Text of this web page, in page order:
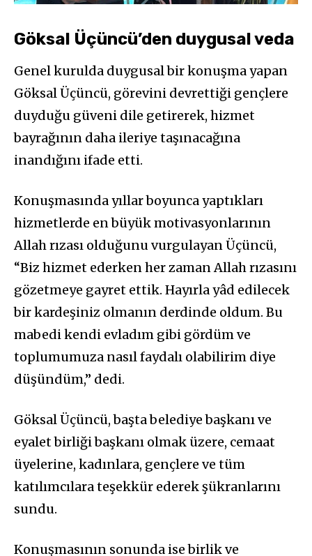
Göksal Üçüncü’den duygusal veda
Genel kurulda duygusal bir konuşma yapan
Göksal Üçüncü, görevini devrettiği gençlere
duyduğu güveni dile getirerek, hizmet
bayrağının daha ileriye taşınacağına
inandığını ifade etti.
Konuşmasında yıllar boyunca yaptıkları
hizmetlerde en büyük motivasyonlarının
Allah rızası olduğunu vurgulayan Üçüncü,
“Biz hizmet ederken her zaman Allah rızasını
gözetmeye gayret ettik. Hayırla yâd edilecek
bir kardeşiniz olmanın derdinde oldum. Bu
mabedi kendi evladım gibi gördüm ve
toplumumuza nasıl faydalı olabilirim diye
düşündüm,” dedi.
Göksal Üçüncü, başta belediye başkanı ve
eyalet birliği başkanı olmak üzere, cemaat
üyelerine, kadınlara, gençlere ve tüm
katılımcılara teşekkür ederek şükranlarını
sundu.
Konuşmasının sonunda ise birlik ve